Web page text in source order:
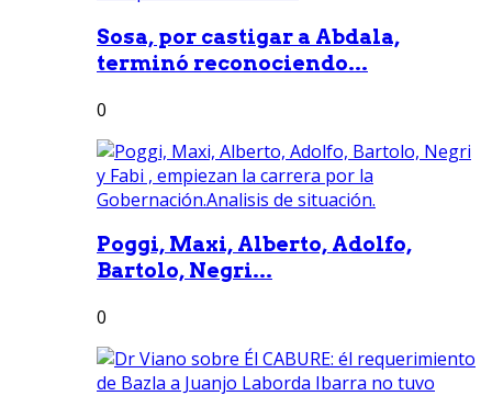
Sosa, por castigar a Abdala,
terminó reconociendo...
0
Poggi, Maxi, Alberto, Adolfo,
Bartolo, Negri...
0